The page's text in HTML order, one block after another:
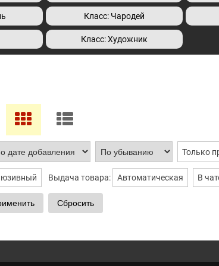
Класс: Чародей
Класс: Художник
Только
Выдача товара: Автоматическая В